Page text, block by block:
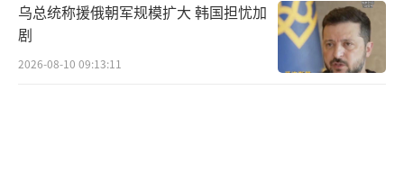
乌总统称援俄朝军规模扩大 韩国担忧加
剧
2026-08-10 09:13:11